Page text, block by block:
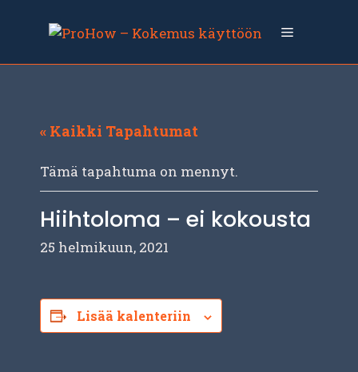
sisältöön
Valikko
« Kaikki Tapahtumat
Tämä tapahtuma on mennyt.
Hiihtoloma – ei kokousta
25 helmikuun, 2021
Lisää kalenteriin